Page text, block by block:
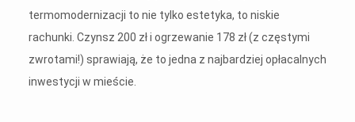
termomodernizacji to nie tylko estetyka, to niskie
rachunki. Czynsz 200 zł i ogrzewanie 178 zł (z częstymi
zwrotami!) sprawiają, że to jedna z najbardziej opłacalnych
inwestycji w mieście.